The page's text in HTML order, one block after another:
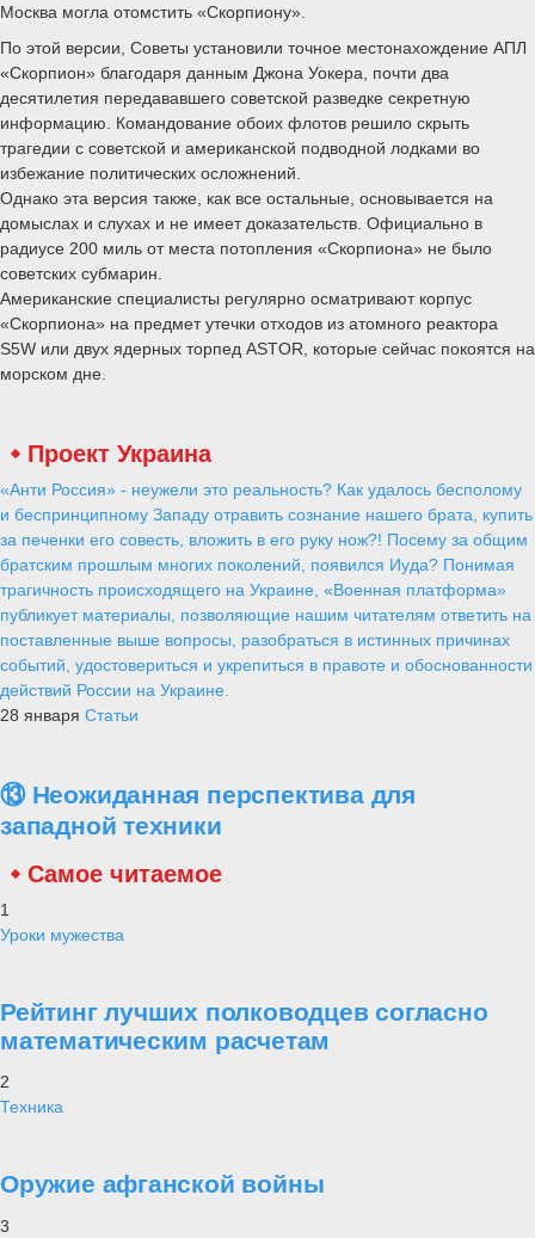
Москва могла отомстить «Скорпиону».
По этой версии, Советы установили точное местонахождение АПЛ
«Скорпион» благодаря данным Джона Уокера, почти два
десятилетия передававшего советской разведке секретную
информацию. Командование обоих флотов решило скрыть
трагедии с советской и американской подводной лодками во
избежание политических осложнений.
Однако эта версия также, как все остальные, основывается на
домыслах и слухах и не имеет доказательств. Официально в
радиусе 200 миль от места потопления «Скорпиона» не было
советских субмарин.
Американские специалисты регулярно осматривают корпус
«Скорпиона» на предмет утечки отходов из атомного реактора
S5W или двух ядерных торпед ASTOR, которые сейчас покоятся на
морском дне.
Проект Украина
«Анти Россия» - неужели это реальность? Как удалось бесполому
и беспринципному Западу отравить сознание нашего брата, купить
за печенки его совесть, вложить в его руку нож?! Посему за общим
братским прошлым многих поколений, появился Иуда? Понимая
трагичность происходящего на Украине, «Военная платформа»
публикует материалы, позволяющие нашим читателям ответить на
поставленные выше вопросы, разобраться в истинных причинах
событий, удостовериться и укрепиться в правоте и обоснованности
действий России на Украине.
28 января Статьи
⑬ Неожиданная перспектива для
западной техники
Самое читаемое
1
Уроки мужества
Рейтинг лучших полководцев согласно
математическим расчетам
2
Техника
Оружие афганской войны
3